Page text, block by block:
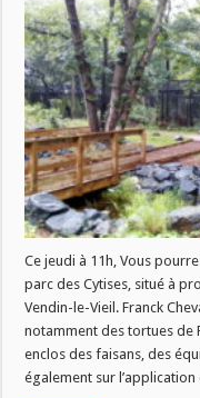
Ce jeudi à 11h, Vous
parc des Cytises, situé à
Vendin-le-Vieil. Franck
notamment des tortues de
enclos des faisans, des
également sur